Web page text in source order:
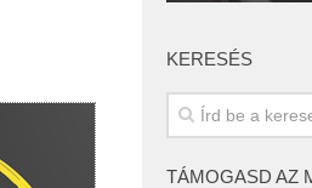
KERESÉS
TÁMOGASD AZ